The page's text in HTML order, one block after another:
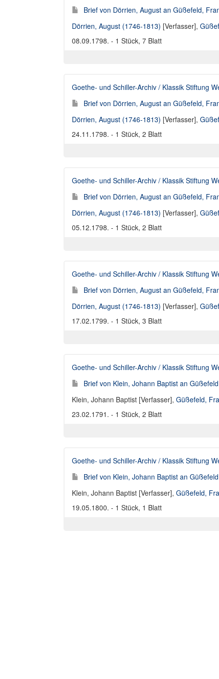
Brief von Dörrien, August an Güßefeld,
Dörrien, August (1746-1813) [Verfasser],
08.09.1798. - 1 Stück, 7 Blatt
Goethe- und Schiller-Archiv / Klassik Stiftung
Brief von Dörrien, August an Güßefeld,
Dörrien, August (1746-1813) [Verfasser],
24.11.1798. - 1 Stück, 2 Blatt
Goethe- und Schiller-Archiv / Klassik Stiftung
Brief von Dörrien, August an Güßefeld,
Dörrien, August (1746-1813) [Verfasser],
05.12.1798. - 1 Stück, 2 Blatt
Goethe- und Schiller-Archiv / Klassik Stiftung
Brief von Dörrien, August an Güßefeld,
Dörrien, August (1746-1813) [Verfasser],
17.02.1799. - 1 Stück, 3 Blatt
Goethe- und Schiller-Archiv / Klassik Stiftung
Brief von Klein, Johann Baptist an
Klein, Johann Baptist [Verfasser], Güßefeld,
23.02.1791. - 1 Stück, 2 Blatt
Goethe- und Schiller-Archiv / Klassik Stiftung
Brief von Klein, Johann Baptist an
Klein, Johann Baptist [Verfasser], Güßefeld,
19.05.1800. - 1 Stück, 1 Blatt